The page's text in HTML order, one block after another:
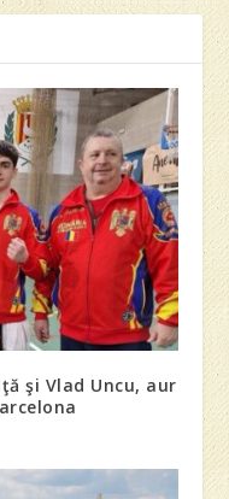
şi Vlad Uncu, aur